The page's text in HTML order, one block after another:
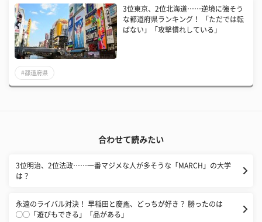
3位東京、2位北海道……逆境に強そう
な都道府県ランキング！ 「ただでは転
ばない」「攻撃慣れしている」
#都道府県
合わせて読みたい
3位明治、2位法政……一番マジメな人が多そうな「MARCH」の大学
は？
永遠のライバル対決！ 早稲田と慶應、どっちが好き？ 勝ったのは
◯◯「遊びもできる」「品がある」